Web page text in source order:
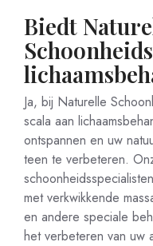
Biedt
Ja, bij Naturelle
scala aan
ontspannen en uw
teen te verbeteren.
met verkwikkende
en andere speciale
het verbeteren van uw